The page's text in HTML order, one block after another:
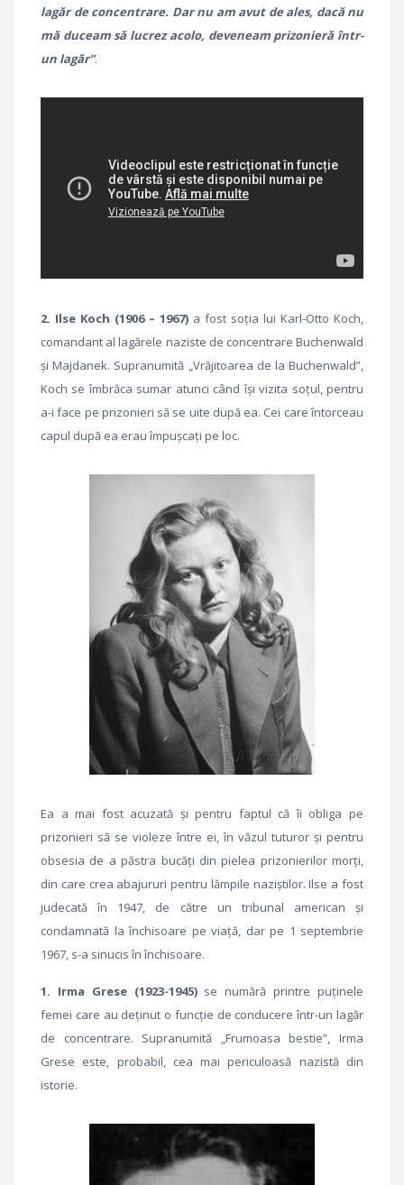
lagăr de concentrare. Dar nu am avut de ales, dacă nu
mă duceam să lucrez acolo, deveneam prizonieră într-
un lagăr”.
2. Ilse Koch (1906 – 1967) a fost soția lui Karl-Otto Koch,
comandant al lagărele naziste de concentrare Buchenwald
și Majdanek. Supranumită „Vrăjitoarea de la Buchenwald”,
Koch se îmbrăca sumar atunci când îşi vizita soţul, pentru
a-i face pe prizonieri să se uite după ea. Cei care întorceau
capul după ea erau împuşcaţi pe loc.
Ea a mai fost acuzată şi pentru faptul că îi obliga pe
prizonieri să se violeze între ei, în văzul tuturor și pentru
obsesia de a păstra bucăţi din pielea prizonierilor morţi,
din care crea abajururi pentru lămpile naziştilor. Ilse a fost
judecată în 1947, de către un tribunal american şi
condamnată la închisoare pe viaţă, dar pe 1 septembrie
1967, s-a sinucis în închisoare.
1. Irma Grese (1923-1945) se numără printre puținele
femei care au deținut o funcție de conducere într-un lagăr
de concentrare. Supranumită „Frumoasa bestie”, Irma
Grese este, probabil, cea mai periculoasă nazistă din
istorie.